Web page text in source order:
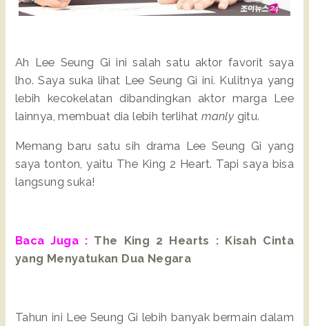
Ah Lee Seung Gi ini salah satu aktor favorit saya
lho. Saya suka lihat Lee Seung Gi ini. Kulitnya yang
lebih kecokelatan dibandingkan aktor marga Lee
lainnya, membuat dia lebih terlihatmanly gitu.
Memang baru satu sih drama Lee Seung Gi yang
saya tonton, yaitu The King 2 Heart. Tapi saya bisa
langsung suka!
Baca Juga : The King 2 Hearts : Kisah Cinta
yang Menyatukan Dua Negara
Tahun ini Lee Seung Gi lebih banyak bermain dalam